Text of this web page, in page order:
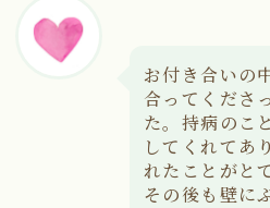
お付き合いの
合ってくださ
た。持病のこ
してくれてあ
れたことがと
その後も壁に